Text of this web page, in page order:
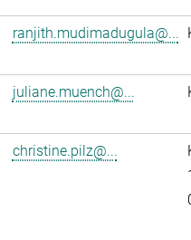
ranjith.mudimadugula@...
juliane.muench@...
christine.pilz@...